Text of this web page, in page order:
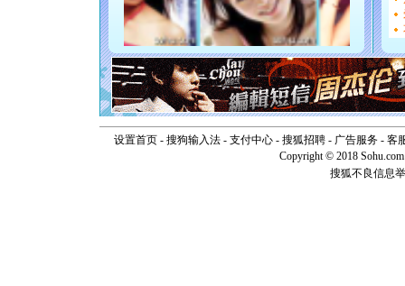
[元旦]
如
起；二
离。水
[元旦]当
泣，这痛
卖了。水
[春节]风
道一声平
[春节] 传
片叶子是
送你一棵
设置首页- 搜狗输入法- 支付中心- 搜狐招聘- 广告服务- 客
Copyright © 2018
搜狐不良信息